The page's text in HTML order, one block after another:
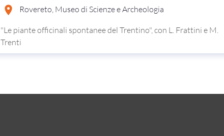
Rovereto, Museo di Scienze e Archeologia
"Le piante officinali spontanee del Trentino", con L. Frattini e M.
Trenti